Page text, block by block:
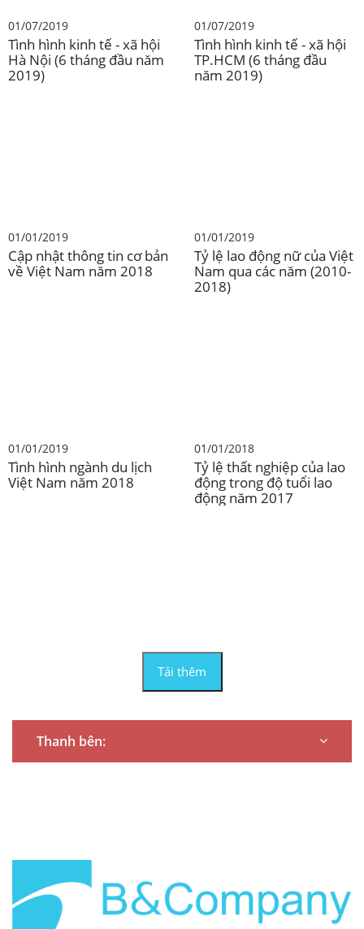
01/07/2019
Tình hình kinh tế - xã hội
Hà Nội (6 tháng đầu năm
2019)
01/07/2019
Tình hình kinh tế - xã hội
TP.HCM (6 tháng đầu
năm 2019)
01/01/2019
Cập nhật thông tin cơ bản
về Việt Nam năm 2018
01/01/2019
Tỷ lệ lao động nữ của Việt
Nam qua các năm (2010-
2018)
01/01/2019
Tình hình ngành du lịch
Việt Nam năm 2018
01/01/2018
Tỷ lệ thất nghiệp của lao
động trong độ tuổi lao
động năm 2017
Tải thêm
Thanh bên: